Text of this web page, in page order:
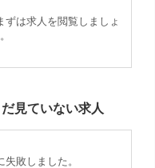
は求人を閲覧しましょ
見ていない求人
敗しました。